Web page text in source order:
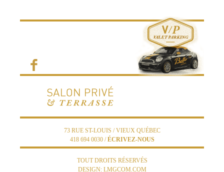
73 RUE ST-LOUIS / VIEUX QUÉBEC
418 694 0030 /ÉCRIVEZ-NOUS
TOUT DROITS RÉSERVÉS
DESIGN: LMGCOM.COM